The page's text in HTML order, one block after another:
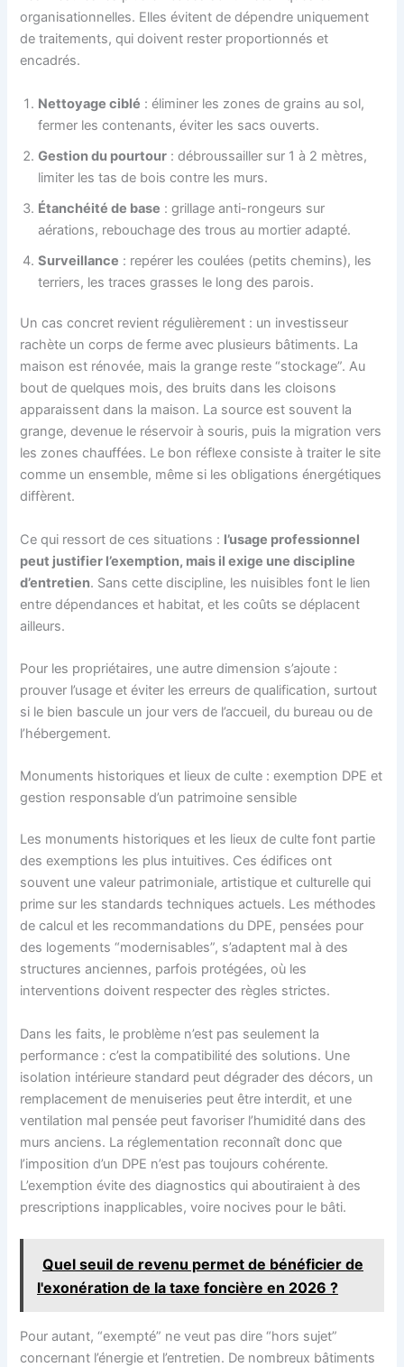
organisationnelles. Elles évitent de dépendre uniquement
de traitements, qui doivent rester proportionnés et
encadrés.
Nettoyage ciblé : éliminer les zones de grains au sol,
fermer les contenants, éviter les sacs ouverts.
Gestion du pourtour : débroussailler sur 1 à 2 mètres,
limiter les tas de bois contre les murs.
Étanchéité de base : grillage anti-rongeurs sur
aérations, rebouchage des trous au mortier adapté.
Surveillance : repérer les coulées (petits chemins), les
terriers, les traces grasses le long des parois.
Un cas concret revient régulièrement : un investisseur
rachète un corps de ferme avec plusieurs bâtiments. La
maison est rénovée, mais la grange reste “stockage”. Au
bout de quelques mois, des bruits dans les cloisons
apparaissent dans la maison. La source est souvent la
grange, devenue le réservoir à souris, puis la migration vers
les zones chauffées. Le bon réflexe consiste à traiter le site
comme un ensemble, même si les obligations énergétiques
diffèrent.
Ce qui ressort de ces situations : l’usage professionnel
peut justifier l’exemption, mais il exige une discipline
d’entretien. Sans cette discipline, les nuisibles font le lien
entre dépendances et habitat, et les coûts se déplacent
ailleurs.
Pour les propriétaires, une autre dimension s’ajoute :
prouver l’usage et éviter les erreurs de qualification, surtout
si le bien bascule un jour vers de l’accueil, du bureau ou de
l’hébergement.
Monuments historiques et lieux de culte : exemption DPE et
gestion responsable d’un patrimoine sensible
Les monuments historiques et les lieux de culte font partie
des exemptions les plus intuitives. Ces édifices ont
souvent une valeur patrimoniale, artistique et culturelle qui
prime sur les standards techniques actuels. Les méthodes
de calcul et les recommandations du DPE, pensées pour
des logements “modernisables”, s’adaptent mal à des
structures anciennes, parfois protégées, où les
interventions doivent respecter des règles strictes.
Dans les faits, le problème n’est pas seulement la
performance : c’est la compatibilité des solutions. Une
isolation intérieure standard peut dégrader des décors, un
remplacement de menuiseries peut être interdit, et une
ventilation mal pensée peut favoriser l’humidité dans des
murs anciens. La réglementation reconnaît donc que
l’imposition d’un DPE n’est pas toujours cohérente.
L’exemption évite des diagnostics qui aboutiraient à des
prescriptions inapplicables, voire nocives pour le bâti.
Quel seuil de revenu permet de bénéficier de
l'exonération de la taxe foncière en 2026 ?
Pour autant, “exempté” ne veut pas dire “hors sujet”
concernant l’énergie et l’entretien. De nombreux bâtiments